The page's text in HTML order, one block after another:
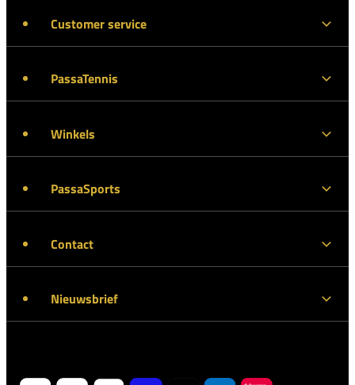
Customer service
PassaTennis
Winkels
PassaSports
Contact
Nieuwsbrief